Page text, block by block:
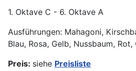
1. Oktave C - 6. Oktave A
Ausführungen: Mahagoni,
Blau, Rosa, Gelb, Nussbaum, Rot,
Preis: siehe Preisliste